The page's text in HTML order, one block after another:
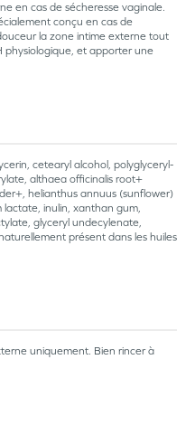
en cas de sécheresse vaginale.
conçu en cas de
la zone intime externe tout
physiologique, et apporter une
cetearyl alcohol, polyglyceryl-
althaea officinalis root+
helianthus annuus (sunflower)
lactate, inulin, xanthan gum,
glyceryl undecylenate,
présent dans les huiles
uniquement. Bien rincer à